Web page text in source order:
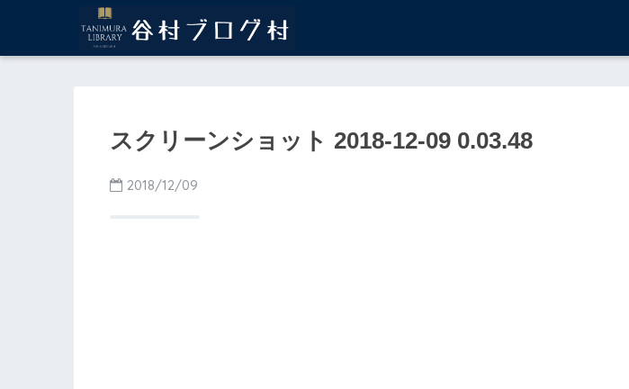
スクリーンショット 2018-12-09 0.03.48
2018/12/09